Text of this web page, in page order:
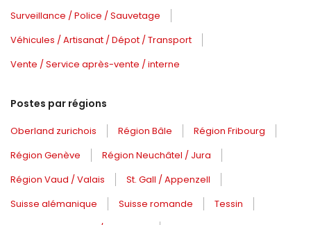
Surveillance / Police / Sauvetage
Véhicules / Artisanat / Dépot / Transport
Vente / Service après-vente / interne
Postes par régions
Oberland zurichois Région Bâle
Région Fribourg
Région Genève
Région Neuchâtel / Jura
Région Vaud / Valais
St. Gall / Appenzell
Suisse alémanique
Suisse romande
Tessin